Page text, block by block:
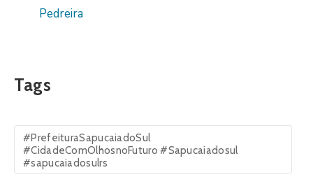
Pedreira
Tags
#PrefeituraSapucaiadoSul
#CidadeComOlhosnoFuturo #Sapucaiadosul
#sapucaiadosulrs